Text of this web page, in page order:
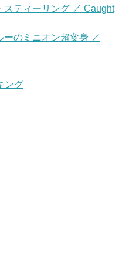
スティーリング ／ Caught
ーのミニオン超変身 ／
ング